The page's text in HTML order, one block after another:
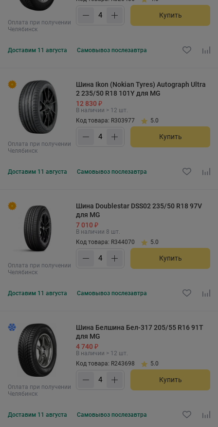
Оплата при получении
Челябинск
Купить
Доставим 11 августа Самовывоз послезавтра
Оплата при получении
Челябинск
Шина Ikon (Nokian Tyres) Autograph Ultra
2 235/50 R18 101Y для MG
12 830 ₽
В наличии > 12 шт.
Код товара: R303977
5.0
Купить
Доставим 11 августа Самовывоз послезавтра
Оплата при получении
Челябинск
Шина Doublestar DSS02 235/50 R18 97V
для MG
7 010 ₽
В наличии 8 шт.
Код товара: R344070
5.0
Купить
Доставим 11 августа Самовывоз послезавтра
Оплата при получении
Челябинск
Шина Белшина Бел-317 205/55 R16 91T
для MG
4 740 ₽
В наличии > 12 шт.
Код товара: R243698
5.0
Купить
Доставим 11 августа Самовывоз послезавтра